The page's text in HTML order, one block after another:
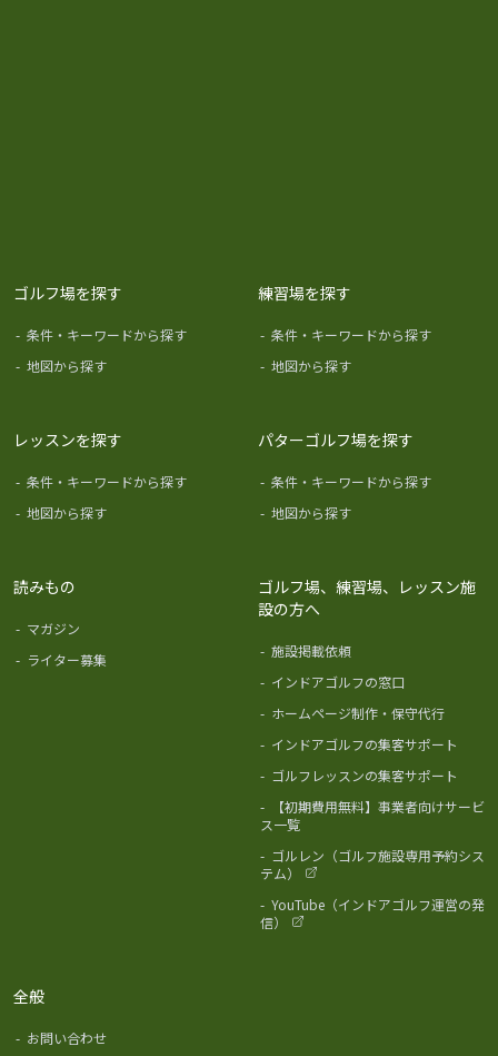
ゴルフ場を探す
- 条件・キーワードから探す
- 地図から探す
練習場を探す
- 条件・キーワードから探す
- 地図から探す
レッスンを探す
- 条件・キーワードから探す
- 地図から探す
パターゴルフ場を探す
- 条件・キーワードから探す
- 地図から探す
読みもの
- マガジン
- ライター募集
ゴルフ場、練習場、レッスン施
設の方へ
- 施設掲載依頼
- インドアゴルフの窓口
- ホームページ制作・保守代行
- インドアゴルフの集客サポート
- ゴルフレッスンの集客サポート
-
【初期費用無料】事業者向けサービ
ス一覧
- ゴルレン（ゴルフ施設専用予約シス
テム）
- YouTube（インドアゴルフ運営の発
信）
全般
- お問い合わせ